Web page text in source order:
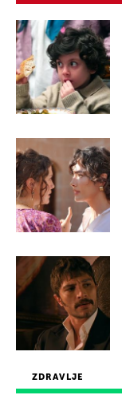
ZDRAVLJE